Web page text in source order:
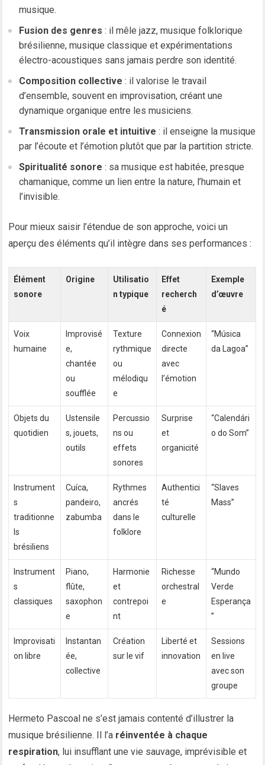
musique.
Fusion des genres : il mêle jazz, musique folklorique
brésilienne, musique classique et expérimentations
électro-acoustiques sans jamais perdre son identité.
Composition collective : il valorise le travail
d’ensemble, souvent en improvisation, créant une
dynamique organique entre les musiciens.
Transmission orale et intuitive : il enseigne la musique
par l’écoute et l’émotion plutôt que par la partition stricte.
Spiritualité sonore : sa musique est habitée, presque
chamanique, comme un lien entre la nature, l’humain et
l’invisible.
Pour mieux saisir l’étendue de son approche, voici un
aperçu des éléments qu’il intègre dans ses performances :
Élément
sonore
Origine
Utilisatio
n typique
Effet
recherch
é
Exemple
d’œuvre
Voix
humaine
Improvisé
e,
chantée
ou
soufflée
Texture
rythmique
ou
mélodiqu
e
Connexion
directe
avec
l’émotion
“Música
da Lagoa”
Objets du
quotidien
Ustensile
s, jouets,
outils
Percussio
ns ou
effets
sonores
Surprise
et
organicité
“Calendári
o do Som”
Instrument
s
traditionne
ls
brésiliens
Cuíca,
pandeiro,
zabumba
Rythmes
ancrés
dans le
folklore
Authentici
té
culturelle
“Slaves
Mass”
Instrument
s
classiques
Piano,
flûte,
saxophon
e
Harmonie
et
contrepoi
nt
Richesse
orchestral
e
“Mundo
Verde
Esperança
”
Improvisati
on libre
Instantan
ée,
collective
Création
sur le vif
Liberté et
innovation
Sessions
en live
avec son
groupe
Hermeto Pascoal ne s’est jamais contenté d’illustrer la
musique brésilienne. Il l’a réinventée à chaque
respiration, lui insufflant une vie sauvage, imprévisible et